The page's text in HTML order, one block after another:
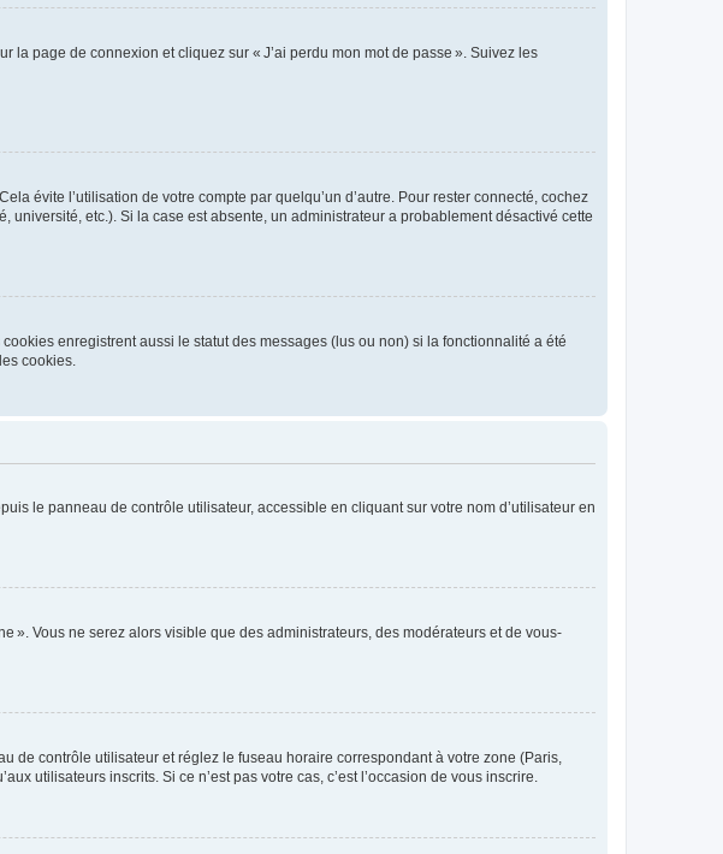
page de connexion et cliquez sur « J’ai perdu mon mot de passe ». Suivez les
évite l’utilisation de votre compte par quelqu’un d’autre. Pour rester connecté, cochez
etc.). Si la case est absente, un administrateur a probablement désactivé cette
enregistrent aussi le statut des messages (lus ou non) si la fonctionnalité a été
cookies.
le panneau de contrôle utilisateur, accessible en cliquant sur votre nom d’utilisateur en
». Vous ne serez alors visible que des administrateurs, des modérateurs et de vous-
de contrôle utilisateur et réglez le fuseau horaire correspondant à votre zone (Paris,
utilisateurs inscrits. Si ce n’est pas votre cas, c’est l’occasion de vous inscrire.